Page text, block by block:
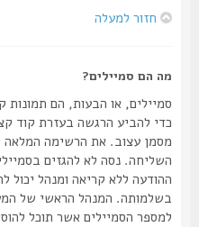
חזור למעלה
מה הם סמיילים?
סמיילים, או הבעות, הם תמונות
כדי להביע הרגשה בעזרת קוד
מסמן עצוב. את הרשימה המלאה של
השליחה. נסה לא להגזים בסמיילים,
ההודעה ללא קריאה ומנהל יכול
בשלמותה. המנהל הראשי של
למספר הסמיילים אשר תוכל להוסיף